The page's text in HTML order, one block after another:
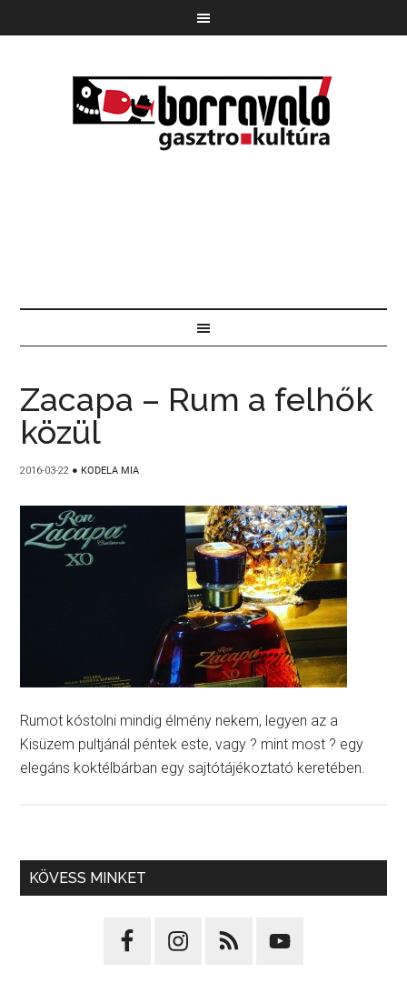
Zacapa – Rum a felhők
közül
2016-03-22 ● KODELA MIA
Rumot kóstolni mindig élmény nekem, legyen az a
Kisüzem pultjánál péntek este, vagy ? mint most ? egy
elegáns koktélbárban egy sajtótájékoztató keretében.
KÖVESS MINKET